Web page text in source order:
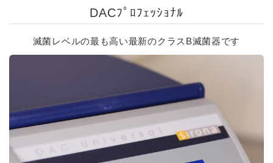
DACﾌﾟﾛﾌｪｯｼｮﾅﾙ
滅菌レベルの最も高い最新のクラスB滅菌器です